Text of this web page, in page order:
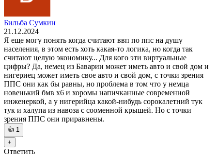
Бильба Сумкин
21.12.2024
Я еще могу понять когда считают ввп по ппс на душу
населения, в этом есть хоть какая-то логика, но когда так
считают целую экономику... Для кого эти виртуальные
цифры? Да, немец из Баварии может иметь авто и свой дом и
нигериец может иметь свое авто и свой дом, с точки зрения
ППС они как бы равны, но проблема в том что у немца
новенький бмв x6 и хоромы напичканные современной
инженеркой, а у нигерийца какой-нибудь сорокалетний тук
тук и халупа из навоза с сооменной крышей. Но с точки
зрения ППС они приравнены.
👍 1
+
Ответить